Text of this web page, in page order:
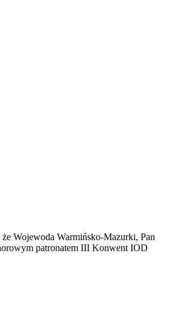
Wojewoda Warmińsko-Mazurki, Pan
patronatem III Konwent IOD